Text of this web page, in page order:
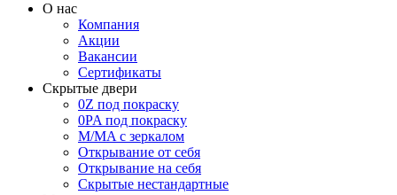
О нас
Компания
Акции
Вакансии
Сертификаты
Скрытые двери
0Z под покраску
0PA под покраску
M/MA с зеркалом
Открывание от себя
Открывание на себя
Скрытые нестандартные